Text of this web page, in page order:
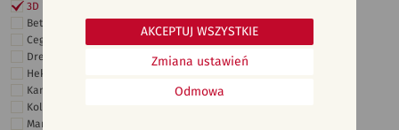
3D i struktury
Beton
Cegiełki
Drewno
Heksagonalne
Kamień
Kolor
Marmur
Odmowa
Zmiana ustawień
AKCEPTUJ WSZYSTKIE